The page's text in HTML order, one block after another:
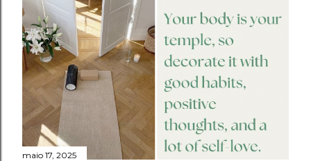
maio 17, 2025